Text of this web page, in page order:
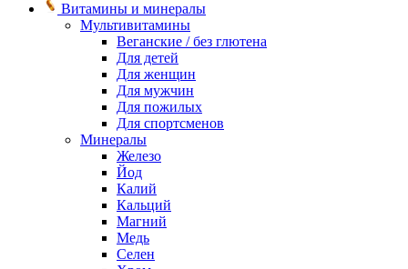
Витамины и минералы
Мультивитамины
Веганские / без глютена
Для детей
Для женщин
Для мужчин
Для пожилых
Для спортсменов
Минералы
Железо
Йод
Калий
Кальций
Магний
Медь
Селен